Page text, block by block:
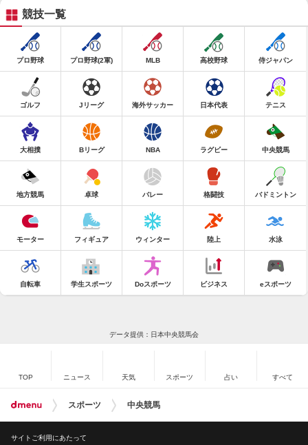
競技一覧
プロ野球 プロ野球(2軍) MLB 高校野球 侍ジャパン
ゴルフ Jリーグ 海外サッカー 日本代表 テニス
大相撲 Bリーグ NBA ラグビー 中央競馬
地方競馬 卓球 バレー 格闘技 バドミントン
モーター フィギュア ウィンター 陸上 水泳
自転車 学生スポーツ Doスポーツ ビジネス eスポーツ
データ提供：日本中央競馬会
TOP ニュース 天気 スポーツ 占い すべて
スポーツ 中央競馬
サイトご利用にあたって